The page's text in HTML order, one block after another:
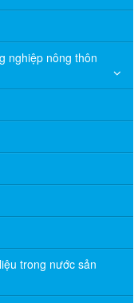
nghiệp nông thôn
trong nước sản